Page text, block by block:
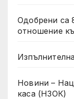
Одобрени са
отношение
Новини –
каса (НЗОК)